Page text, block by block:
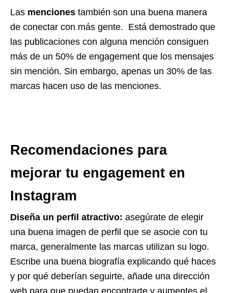
Las menciones también son una buena manera
de conectar con más gente. Está demostrado que
las publicaciones con alguna mención consiguen
más de un 50% de engagement que los mensajes
sin mención. Sin embargo, apenas un 30% de las
marcas hacen uso de las menciones.
Recomendaciones para
mejorar tu engagement en
Instagram
Diseña un perfil atractivo: asegúrate de elegir
una buena imagen de perfil que se asocie con tu
marca, generalmente las marcas utilizan su logo.
Escribe una buena biografía explicando qué haces
y por qué deberían seguirte, añade una dirección
web para que puedan encontrarte y aumentes el